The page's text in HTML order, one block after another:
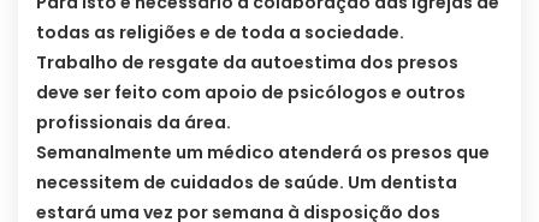
todas as religiões e de toda a sociedade.
Trabalho de resgate da autoestima dos presos
deve ser feito com apoio de psicólogos e outros
profissionais da área.
Semanalmente um médico atenderá os presos que
necessitem de cuidados de saúde. Um dentista
estará uma vez por semana à disposição dos